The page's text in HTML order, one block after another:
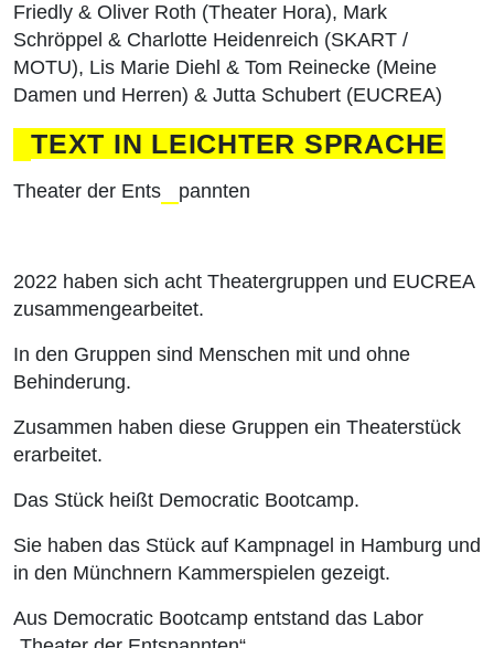
Friedly & Oliver Roth (Theater Hora), Mark
Schröppel & Charlotte Heidenreich (SKART /
MOTU), Lis Marie Diehl & Tom Reinecke (Meine
Damen und Herren) & Jutta Schubert (EUCREA)
TEXT IN LEICHTER SPRACHE
Theater der Ents pannten
2022 haben sich acht Theatergruppen und EUCREA
zusammengearbeitet.
In den Gruppen sind Menschen mit und ohne
Behinderung.
Zusammen haben diese Gruppen ein Theaterstück
erarbeitet.
Das Stück heißt Democratic Bootcamp.
Sie haben das Stück auf Kampnagel in Hamburg und
in den Münchnern Kammerspielen gezeigt.
Aus Democratic Bootcamp entstand das Labor